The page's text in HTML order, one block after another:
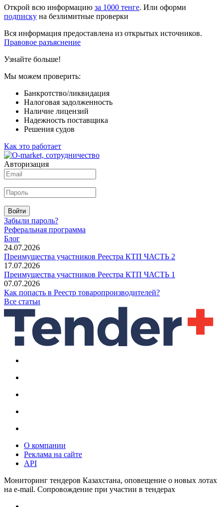
Открой всю информацию за 1000 тенге. Или оформи
подписку на безлимитные проверки
Вся информация предоставлена из открытых источников.
Правовое разъяснение
Узнайте больше!
Мы можем проверить:
Банкротство/ликвидация
Налоговая задолженность
Наличие лицензий
Надежность поставщика
Решения судов
Как это работает
Авторизация
Войти
Забыли пароль?
Реферальная программа
Блог
24.07.2026
Преимущества участников Реестра КТП ЧАСТЬ 2
17.07.2026
Преимущества участников Реестра КТП ЧАСТЬ 1
07.07.2026
Как попасть в Реестр товаропроизводителей?
Все статьи
О компании
Реклама на сайте
API
Мониторинг тендеров Казахстана, оповещение о новых лотах
на e-mail. Сопровождение при участии в тендерах